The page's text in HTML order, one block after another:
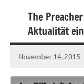
The
Aktualität
November 14, 2015